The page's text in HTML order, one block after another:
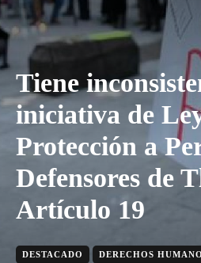
Tiene
iniciativa de
Protección a
Defensores de
Artículo 19
DESTACADO DERECHOS